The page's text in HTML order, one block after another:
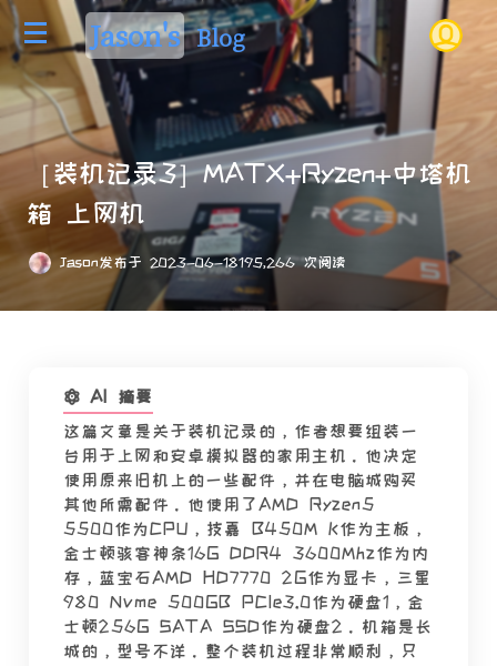
Jason's Blog
［装机记录3］MATX+Ryzen+中塔机
箱 上网机
Jason发布于 2023-06-18195,266 次阅读
AI 摘要
这篇文章是关于装机记录的，作者想要组装一
台用于上网和安卓模拟器的家用主机。他决定
使用原来旧机上的一些配件，并在电脑城购买
其他所需配件。他使用了AMD Ryzen5
5500作为CPU，技嘉 B450M K作为主板，
金士顿骇客神条16G DDR4 3600Mhz作为内
存，蓝宝石AMD HD7770 2G作为显卡，三星
980 Nvme 500GB PCIe3.0作为硬盘1，金
士顿256G SATA SSD作为硬盘2。机箱是长
城的，型号不详。整个装机过程非常顺利，只